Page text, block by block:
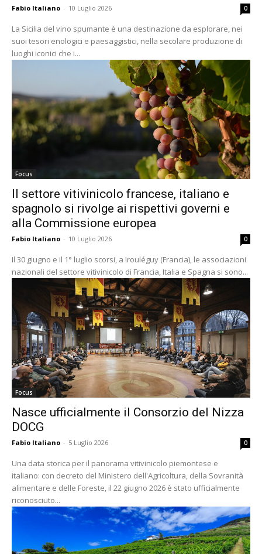
Fabio Italiano - 10 Luglio 2026 0
La Sicilia del vino spumante è una destinazione da esplorare, nei
suoi tesori enologici e paesaggistici, nella secolare produzione di
luoghi iconici che i...
Focus
Il settore vitivinicolo francese, italiano e
spagnolo si rivolge ai rispettivi governi e
alla Commissione europea
Fabio Italiano - 10 Luglio 2026 0
Il 30 giugno e il 1° luglio scorsi, a Irouléguy (Francia), le associazioni
nazionali del settore vitivinicolo di Francia, Italia e Spagna si sono...
Focus
Nasce ufficialmente il Consorzio del Nizza
DOCG
Fabio Italiano - 5 Luglio 2026 0
Una data storica per il panorama vitivinicolo piemontese e
italiano: con decreto del Ministero dell'Agricoltura, della Sovranità
alimentare e delle Foreste, il 22 giugno 2026 è stato ufficialmente
riconosciuto...